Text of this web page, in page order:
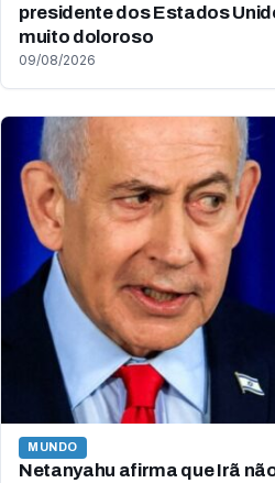
presidente dos Estados
muito doloroso
09/08/2026
MUNDO
Netanyahu afirma que Irã